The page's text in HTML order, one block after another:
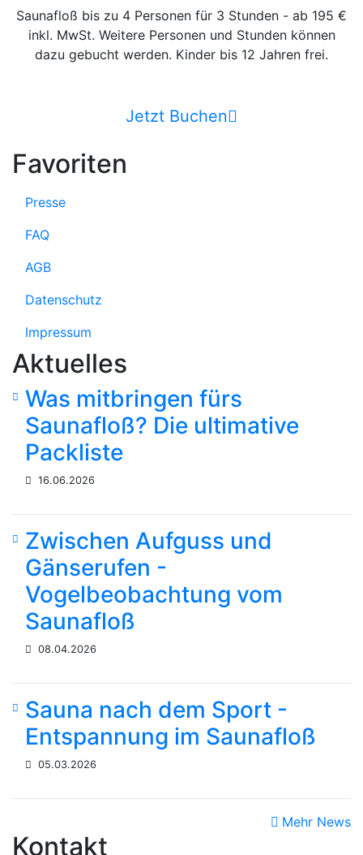
Saunafloß bis zu 4 Personen für 3 Stunden - ab 195 €
inkl. MwSt. Weitere Personen und Stunden können
dazu gebucht werden. Kinder bis 12 Jahren frei.
Jetzt Buchen
Favoriten
Presse
FAQ
AGB
Datenschutz
Impressum
Aktuelles
Was mitbringen fürs
Saunafloß? Die ultimative
Packliste
16.06.2026
Zwischen Aufguss und
Gänserufen -
Vogelbeobachtung vom
Saunafloß
08.04.2026
Sauna nach dem Sport -
Entspannung im Saunafloß
05.03.2026
Mehr News
Kontakt